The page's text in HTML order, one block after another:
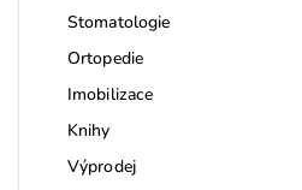
Stomatologie
Ortopedie
Imobilizace
Knihy
Výprodej